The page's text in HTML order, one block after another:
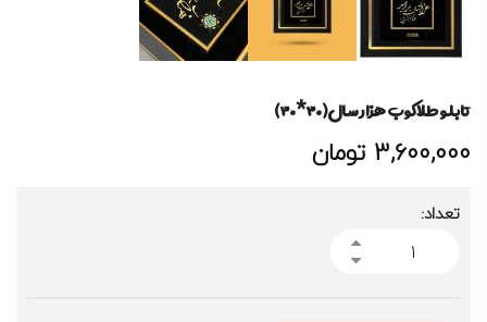
تابلو طلاکوب هزار سال(۳۰*۳۰)
3,600,000 تومان
تعداد: